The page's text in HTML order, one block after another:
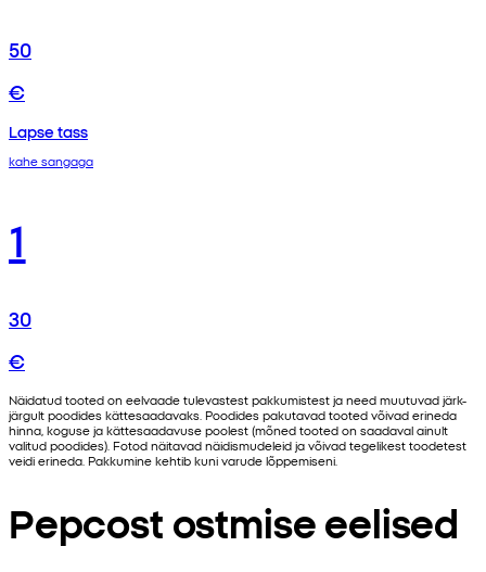
50
€
Lapse tass
kahe sangaga
1
30
€
Näidatud tooted on eelvaade tulevastest pakkumistest ja need muutuvad järk-
järgult poodides kättesaadavaks. Poodides pakutavad tooted võivad erineda
hinna, koguse ja kättesaadavuse poolest (mõned tooted on saadaval ainult
valitud poodides). Fotod näitavad näidismudeleid ja võivad tegelikest toodetest
veidi erineda. Pakkumine kehtib kuni varude lõppemiseni.
Pepcost ostmise eelised